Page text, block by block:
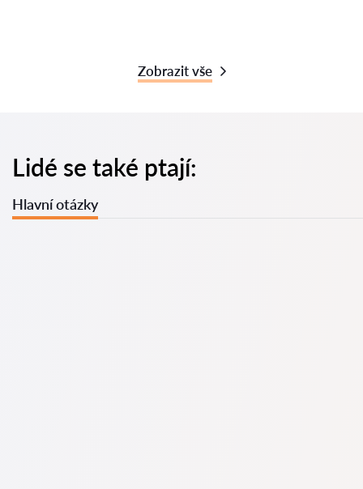
Zobrazit vše
Lidé se také ptají:
Hlavní otázky